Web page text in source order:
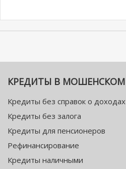
КРЕДИТЫ В МОШЕНСКОМ
Кредиты без справок о доходах
Кредиты без залога
Кредиты для пенсионеров
Рефинансирование
Кредиты наличными